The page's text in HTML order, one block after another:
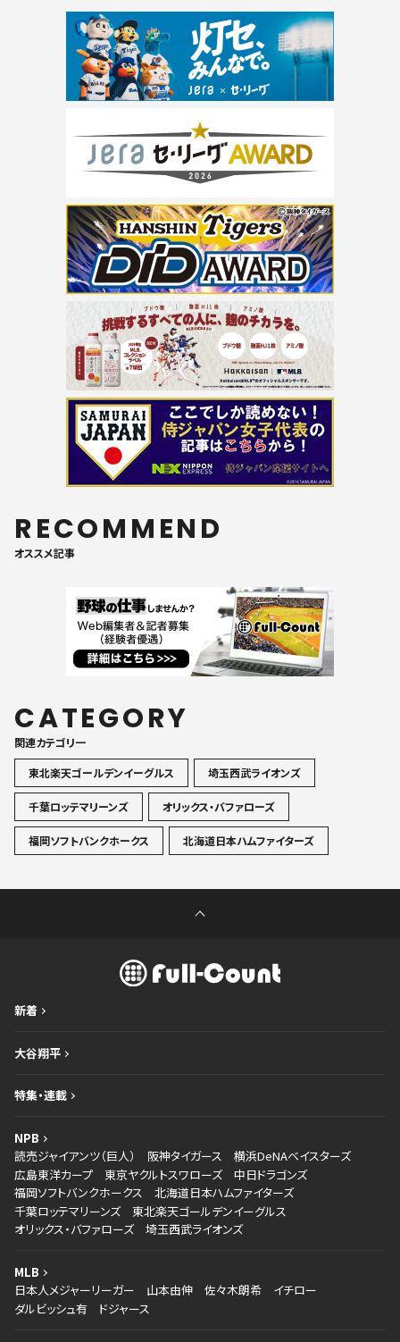
RECOMMEND
オススメ記事
CATEGORY
関連カテゴリ一
東北楽天ゴールデンイーグルス
埼玉西武ライオンズ
千葉ロッテマリーンズ オリックス・バファローズ
福岡ソフトバンクホークス 北海道日本ハムファイターズ
新着
大谷翔平
特集・連載
NPB
読売ジャイアンツ（巨人）
阪神タイガース
横浜DeNAベイスターズ
広島東洋カープ
東京ヤクルトスワローズ
中日ドラゴンズ
福岡ソフトバンクホークス
北海道日本ハムファイターズ
千葉ロッテマリーンズ
東北楽天ゴールデンイーグルス
オリックス・バファローズ
埼玉西武ライオンズ
MLB
日本人メジャーリーガー
山本由伸 佐々木朗希
イチロー
ダルビッシュ有
ドジャース